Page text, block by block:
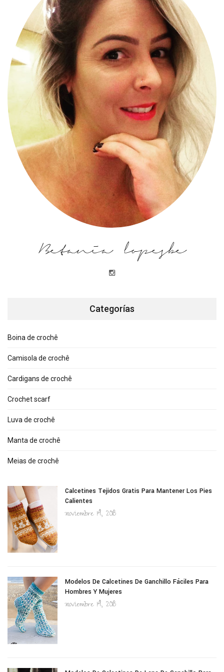
Betania lopesbe
Categorías
Boina de crochê
Camisola de crochê
Cardigans de crochê
Crochet scarf
Luva de crochê
Manta de crochê
Meias de crochê
Calcetines Tejidos Gratis Para Mantener Los Pies
Calientes
noviembre 14, 2018
Modelos De Calcetines De Ganchillo Fáciles Para
Hombres Y Mujeres
noviembre 14, 2018